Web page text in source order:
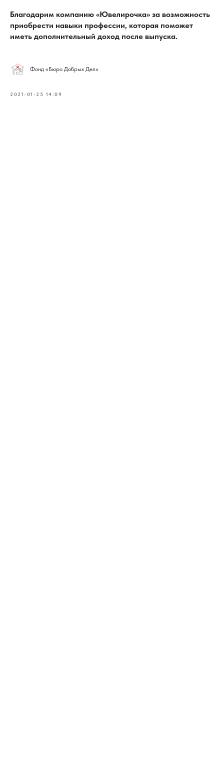
Благодарим компанию «Ювелирочка» за возможность
приобрести навыки профессии, которая поможет
иметь дополнительный доход после выпуска.
Фонд «Бюро Добрых Дел»
2021-01-25 14:09